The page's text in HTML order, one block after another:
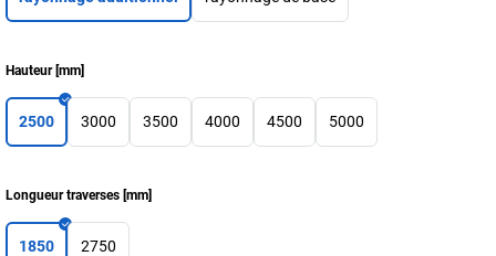
Hauteur[mm]
2500 3000 3500 4000 4500 5000
Longueur traverses [mm]
1850 2750